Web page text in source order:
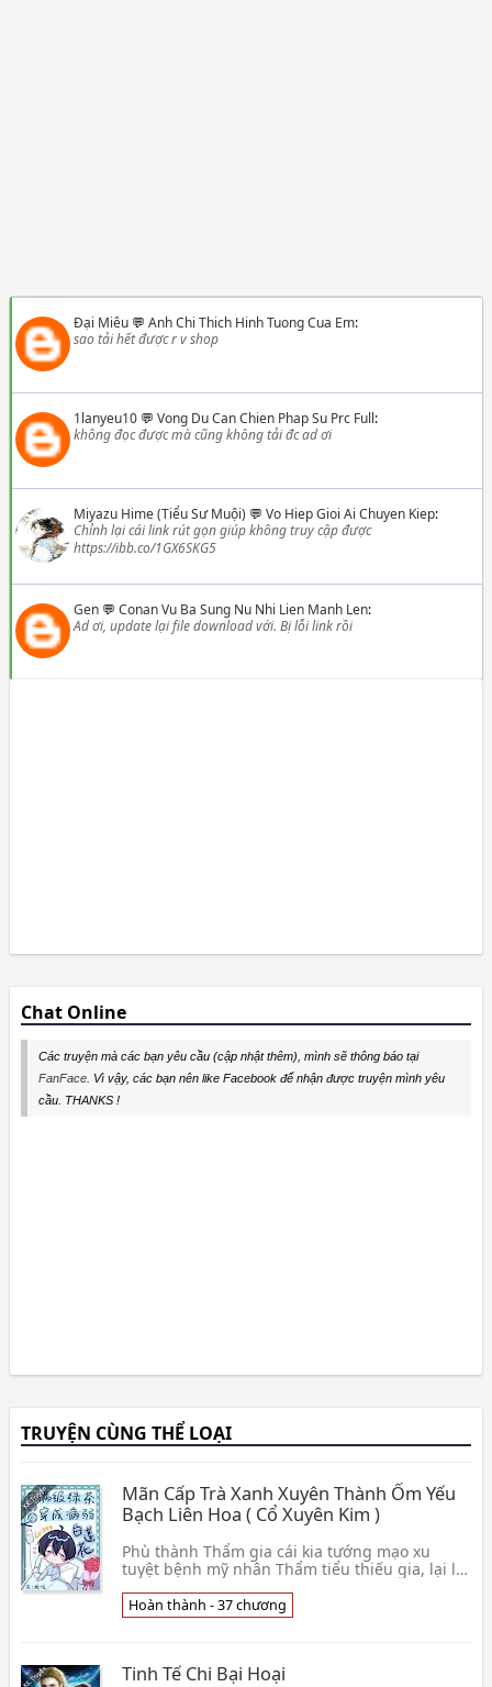
Đại Miêu💬 Anh Chi Thich Hinh Tuong Cua Em:
sao tải hết được r v shop
1lanyeu10💬 Vong Du Can Chien Phap Su Prc Full:
không đọc được mà cũng không tải đc ad ơi
Miyazu Hime (Tiểu Sư Muội) 💬 Vo Hiep Gioi Ai Chuyen Kiep:
Chỉnh lại cái link rút gọn giúp không truy cập được
https://ibb.co/1GX6SKG5
Gen💬 Conan Vu Ba Sung Nu Nhi Lien Manh Len:
Ad ơi, update lại file download với. Bị lỗi link rồi
Chat Online
Các truyện mà các bạn yêu cầu (cập nhật thêm), mình sẽ thông báo tại
FanFace. Vì vậy, các bạn nên like Facebook để nhận được truyện mình yêu
cầu. THANKS !
TRUYỆN CÙNG THỂ LOẠI
Mãn Cấp Trà Xanh Xuyên Thành Ốm Yếu
Bạch Liên Hoa ( Cổ Xuyên Kim )
Phù thành Thẩm gia cái kia tướng mạo xu
tuyệt bệnh mỹ nhân Thẩm tiểu thiếu gia, lại lại
thế 👦 Chiết Chi
Hoàn thành - 37 chương
Tinh Tế Chi Bại Hoại